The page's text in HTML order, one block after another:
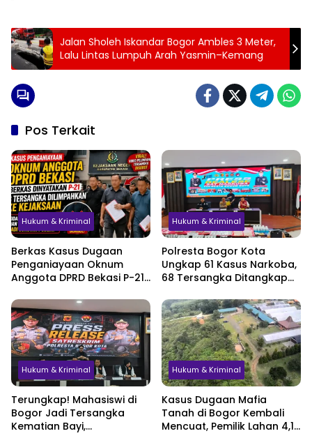
Jalan Sholeh Iskandar Bogor Ambles 3 Meter,
Lalu Lintas Lumpuh Arah Yasmin–Kemang
Pos Terkait
Hukum & Kriminal
Berkas Kasus Dugaan
Penganiayaan Oknum
Anggota DPRD Bekasi P-21,
Jadi Sorotan
Hukum & Kriminal
Polresta Bogor Kota
Ungkap 61 Kasus Narkoba,
68 Tersangka Ditangkap
Hukum & Kriminal
Terungkap! Mahasiswi di
Bogor Jadi Tersangka
Kematian Bayi,
Hukum & Kriminal
Kasus Dugaan Mafia
Tanah di Bogor Kembali
Mencuat, Pemilik Lahan 4,1